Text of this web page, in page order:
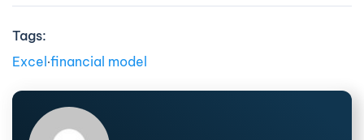
Tags:
Excel∙financial model